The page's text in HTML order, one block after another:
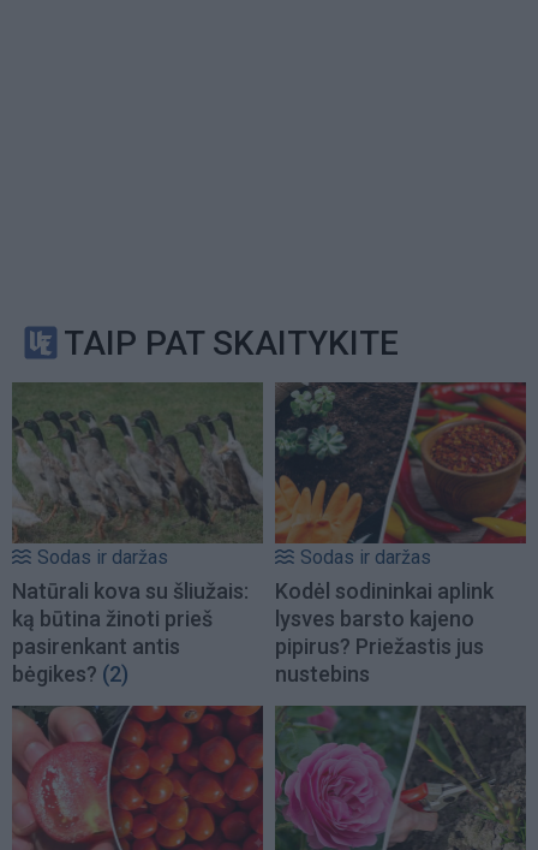
TAIP PAT SKAITYKITE
Sodas ir daržas
Natūrali kova su šliužais:
ką būtina žinoti prieš
pasirenkant antis
bėgikes? (2)
Sodas ir daržas
Kodėl sodininkai aplink
lysves barsto kajeno
pipirus? Priežastis jus
nustebins